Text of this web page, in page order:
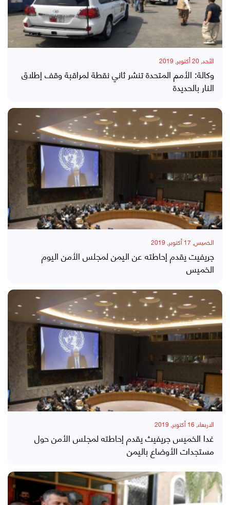
الأحد, 20 أكتوبر, 2019
وكالة: الأمم المتحدة تنشر ثاني نقطة لمراقبة وقف إطلاق
النار بالحديدة
الخميس, 17 أكتوبر, 2019
جريفيت يقدم إحاطته عن اليمن لمجلس الأمن اليوم
الخميس
الاربعاء, 16 أكتوبر, 2019
غدا الخميس جريفيث يقدم إحاطته لمجلس الأمن حول
مستجدات الأوضاع باليمن